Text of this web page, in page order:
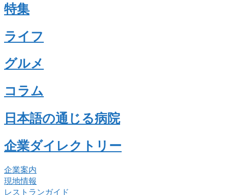
特集
ライフ
グルメ
コラム
日本語の通じる病院
企業ダイレクトリー
企業案内
現地情報
レストランガイド